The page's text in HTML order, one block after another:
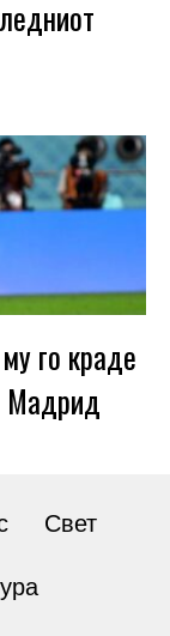
го краде
Мадрид
Свет